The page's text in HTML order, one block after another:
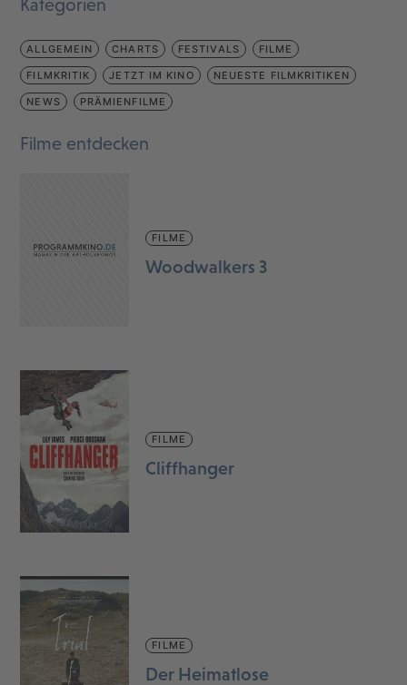
Kategorien
ALLGEMEIN CHARTS FESTIVALS FILME
FILMKRITIK JETZT IM KINO NEUESTE FILMKRITIKEN
NEWS PRÄMIENFILME
Filme entdecken
FILME
Woodwalkers 3
FILME
Cliffhanger
FILME
Der Heimatlose